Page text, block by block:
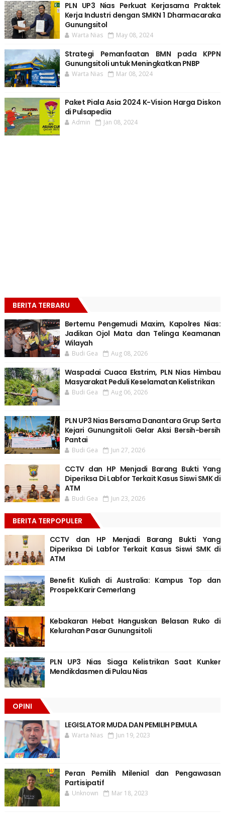
PLN UP3 Nias Perkuat Kerjasama Praktek
Kerja Industri dengan SMKN 1 Dharmacaraka
Gunungsitol
Warta Nias May 08, 2024
Strategi Pemanfaatan BMN pada KPPN
Gunungsitoli untuk Meningkatkan PNBP
Warta Nias Mar 08, 2024
Paket Piala Asia 2024 K-Vision Harga Diskon
di Pulsapedia
Admin Jan 08, 2024
BERITA TERBARU
Bertemu Pengemudi Maxim, Kapolres Nias:
Jadikan Ojol Mata dan Telinga Keamanan
Wilayah
Budi Gea Aug 08, 2026
Waspadai Cuaca Ekstrim, PLN Nias Himbau
Masyarakat Peduli Keselamatan Kelistrikan
Budi Gea Aug 06, 2026
PLN UP3 Nias Bersama Danantara Grup Serta
Kejari Gunungsitoli Gelar Aksi Bersih-bersih
Pantai
Budi Gea Jun 27, 2026
CCTV dan HP Menjadi Barang Bukti Yang
Diperiksa Di Labfor Terkait Kasus Siswi SMK di
ATM
Budi Gea Jun 23, 2026
BERITA TERPOPULER
CCTV dan HP Menjadi Barang Bukti Yang
Diperiksa Di Labfor Terkait Kasus Siswi SMK di
ATM
Benefit Kuliah di Australia: Kampus Top dan
Prospek Karir Cemerlang
Kebakaran Hebat Hanguskan Belasan Ruko di
Kelurahan Pasar Gunungsitoli
PLN UP3 Nias Siaga Kelistrikan Saat Kunker
Mendikdasmen di Pulau Nias
OPINI
LEGISLATOR MUDA DAN PEMILIH PEMULA
Warta Nias Jun 19, 2023
Peran Pemilih Milenial dan Pengawasan
Partisipatif
Unknown Mar 18, 2023